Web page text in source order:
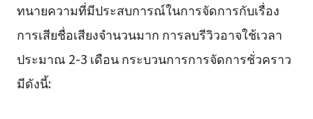
ทนายความที่มีประสบการณ์ในการจัดการกับเรื่อง
การเสียชื่อเสียงจำนวนมาก การลบรีวิวอาจใช้เวลา
ประมาณ 2-3 เดือน กระบวนการการจัดการชั่วคราว
มีดังนี้: